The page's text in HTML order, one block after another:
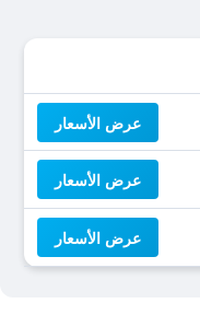
عرض الأسعار
عرض الأسعار
عرض الأسعار